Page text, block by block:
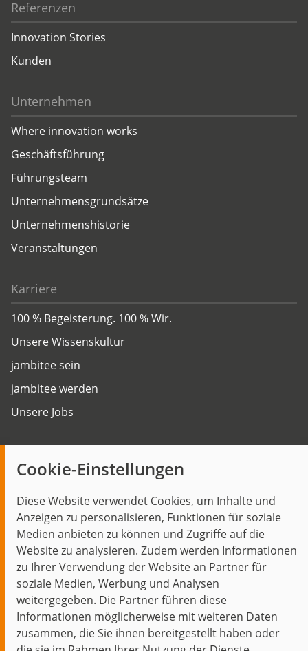
Cookie-Einstellungen
Diese Website verwendet Cookies, um Inhalte und
Anzeigen zu personalisieren, Funktionen für soziale
Medien anbieten zu können und Zugriffe auf die
Website zu analysieren. Zudem werden Informationen
zu Ihrer Verwendung der Website an Partner für
soziale Medien, Werbung und Analysen
weitergegeben. Die Partner führen diese
Informationen möglicherweise mit weiteren Daten
zusammen, die Sie ihnen bereitgestellt haben oder
Referenzen
Innovation Stories
Kunden
Unternehmen
Where innovation works
Geschäftsführung
Führungsteam
Unternehmensgrundsätze
Unternehmenshistorie
Veranstaltungen
Karriere
100 % Begeisterung. 100 % Wir.
Unsere Wissenskultur
jambitee sein
jambitee werden
Unsere Jobs
Themen im Fokus
Events
Start Datenschutz Impressum
Kontakt
jambit auf instagramjambit auf kununujambit auf linkedin